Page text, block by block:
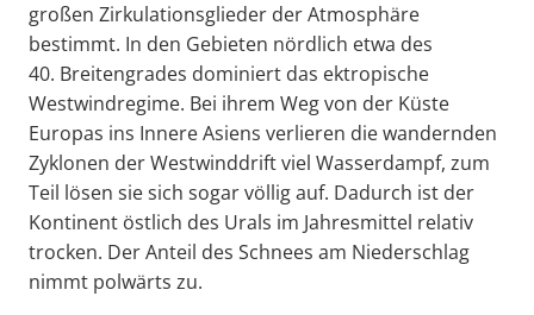
großen Zirkulationsglieder der Atmosphäre
bestimmt. In den Gebieten nördlich etwa des
40. Breitengrades dominiert das ektropische
Westwindregime. Bei ihrem Weg von der Küste
Europas ins Innere Asiens verlieren die wandernden
Zyklonen der Westwinddrift viel Wasserdampf, zum
Teil lösen sie sich sogar völlig auf. Dadurch ist der
Kontinent östlich des Urals im Jahresmittel relativ
trocken. Der Anteil des Schnees am Niederschlag
nimmt polwärts zu.